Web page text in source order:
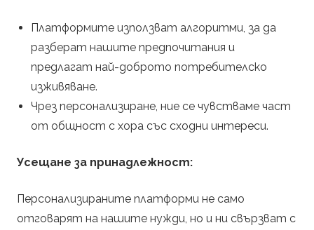
Платформите използват алгоритми, за да
разберат нашите предпочитания и
предлагат най-доброто потребителско
изживяване.
Чрез персонализиране, ние се чувстваме част
от общност с хора със сходни интереси.
Усещане за принадлежност:
Персонализираните платформи не само
отговарят на нашите нужди, но и ни свързват с